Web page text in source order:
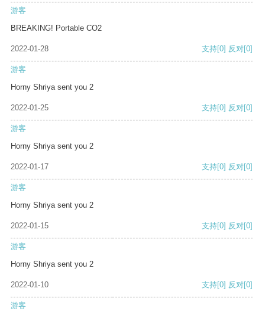
游客
BREAKING! Portable CO2
2022-01-28 支持[0] 反对[0]
游客
Horny Shriya sent you 2
2022-01-25 支持[0] 反对[0]
游客
Horny Shriya sent you 2
2022-01-17 支持[0] 反对[0]
游客
Horny Shriya sent you 2
2022-01-15 支持[0] 反对[0]
游客
Horny Shriya sent you 2
2022-01-10 支持[0] 反对[0]
游客